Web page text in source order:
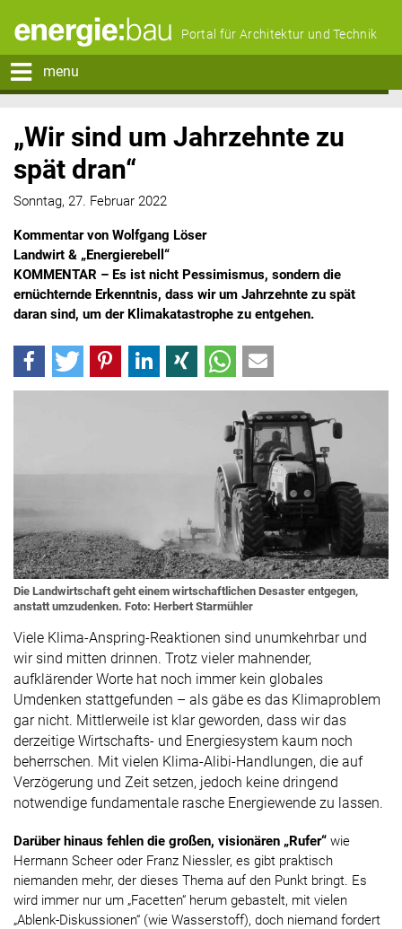
Portal für Architektur und Technik
menu
„Wir sind um Jahrzehnte zu
spät dran“
Sonntag, 27. Februar 2022
Kommentar von Wolfgang Löser
Landwirt & „Energierebell“
KOMMENTAR – Es ist nicht Pessimismus, sondern die
ernüchternde Erkenntnis, dass wir um Jahrzehnte zu spät
daran sind, um der Klimakatastrophe zu entgehen.
Die Landwirtschaft geht einem wirtschaftlichen Desaster entgegen,
anstatt umzudenken. Foto: Herbert Starmühler
Viele Klima-Anspring-Reaktionen sind unumkehrbar und
wir sind mitten drinnen. Trotz vieler mahnender,
aufklärender Worte hat noch immer kein globales
Umdenken stattgefunden – als gäbe es das Klimaproblem
gar nicht. Mittlerweile ist klar geworden, dass wir das
derzeitige Wirtschafts- und Energiesystem kaum noch
beherrschen. Mit vielen Klima-Alibi-Handlungen, die auf
Verzögerung und Zeit setzen, jedoch keine dringend
notwendige fundamentale rasche Energiewende zu lassen.
Darüber hinaus fehlen die großen, visionären „Rufer“ wie
Hermann Scheer oder Franz Niessler, es gibt praktisch
niemanden mehr, der dieses Thema auf den Punkt bringt. Es
wird immer nur um „Facetten“ herum gebastelt, mit vielen
„Ablenk-Diskussionen“ (wie Wasserstoff), doch niemand fordert